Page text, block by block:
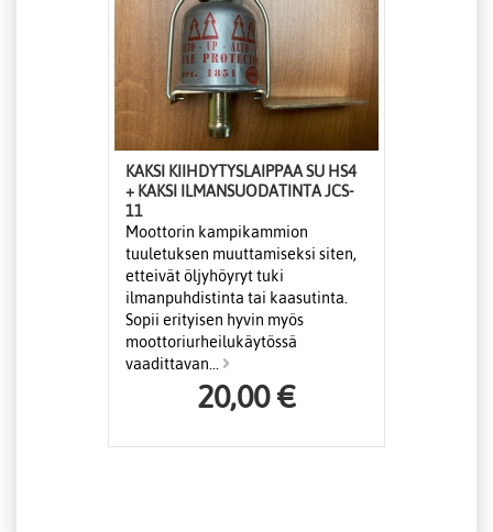
KAKSI KIIHDYTYSLAIPPAA SU HS4
+ KAKSI ILMANSUODATINTA JCS-
11
Moottorin kampikammion
tuuletuksen muuttamiseksi siten,
etteivät öljyhöyryt tuki
ilmanpuhdistinta tai kaasutinta.
Sopii erityisen hyvin myös
moottoriurheilukäytössä
vaadittavan...
20,00 €